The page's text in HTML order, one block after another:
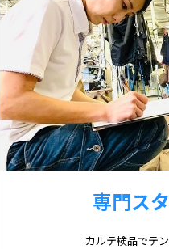
専門ス
カルテ検品でテ